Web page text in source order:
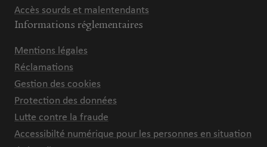
Accès sourds et malentendants
Informations réglementaires
Mentions légales
Réclamations
Gestion des cookies
Protection des données
Lutte contre la fraude
Accessibilté numérique pour les personnes en situation